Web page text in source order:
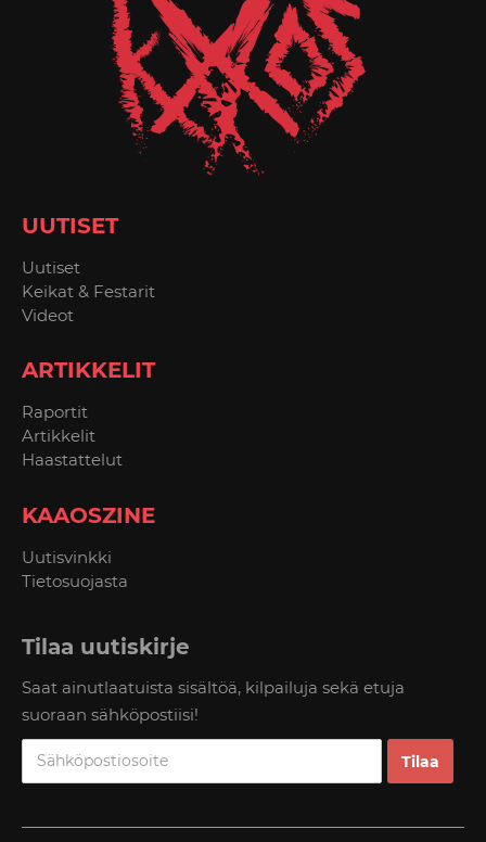
UUTISET
Uutiset
Keikat & Festarit
Videot
ARTIKKELIT
Raportit
Artikkelit
Haastattelut
KAAOSZINE
Uutisvinkki
Tietosuojasta
Tilaa uutiskirje
Saat ainutlaatuista sisältöä, kilpailuja sekä etuja
suoraan sähköpostiisi!